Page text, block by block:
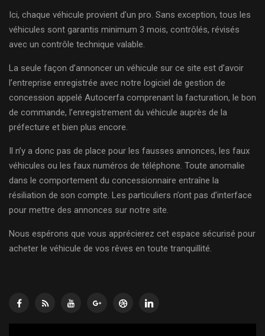
Ici, chaque véhicule provient d’un pro. Sans exception, tous les
véhicules sont garantis minimum 3 mois, contrôlés, révisés
avec un contrôle technique valable.
La seule façon d’annoncer un véhicule sur ce site est d’avoir
l’entreprise enregistrée avec notre logiciel de gestion de
concession appelé Autocerfa comprenant la facturation, le bon
de commande, l’enregistrement du véhicule auprès de la
préfecture et bien plus encore.
Il n’y a donc pas de place pour les fausses annonces, les faux
véhicules ou les faux numéros de téléphone. Toute anomalie
dans le comportement du concessionnaire entraîne la
résiliation de son compte. Les particuliers n’ont pas d’interface
pour mettre des annonces sur notre site.
Nous espérons que vous apprécierez cet espace sécurisé pour
acheter le véhicule de vos rêves en toute tranquillité.